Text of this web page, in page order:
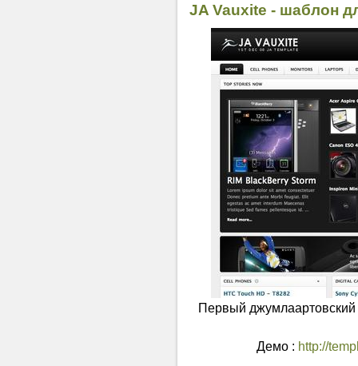
JA Vauxite - шаблон
Первый
Демо : http://